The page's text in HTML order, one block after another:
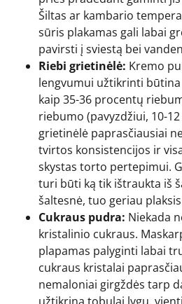
Šiltas ar kambario
sūris plakamas gali labai
pavirsti į sviestą bei
Riebi grietinėlė: Kremo
lengvumui užtikrinti
kaip 35-36 procentų
riebumo (pavyzdžiui, 10-
grietinėlė paprasčiausiai
tvirtos konsistencijos ir
skystas torto pertepimui.
turi būti ką tik ištraukta iš
šaltesnė, tuo geriau
Cukraus pudra: Niekada
kristalinio cukraus.
plapamas palyginti labai
cukraus kristalai
nemaloniai girgždės tarp